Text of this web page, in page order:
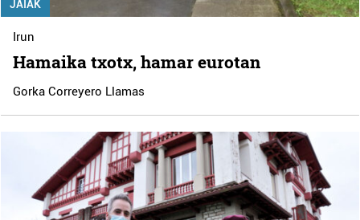
JAIAK
Irun
Hamaika txotx, hamar eurotan
Gorka Correyero Llamas